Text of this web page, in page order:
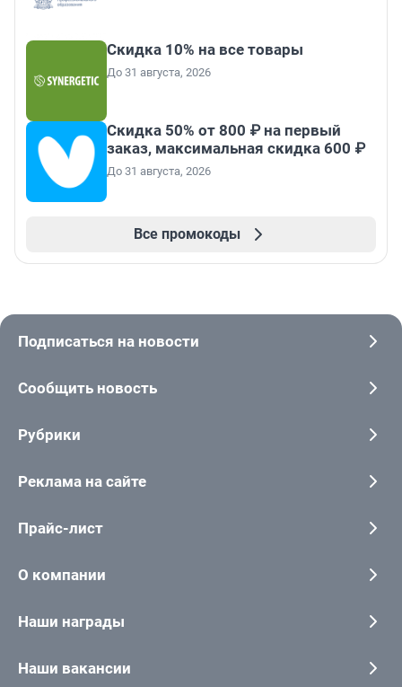
Скидка 10% на все товары
До 31 августа, 2026
Скидка 50% от 800 ₽ на первый
заказ, максимальная скидка 600 ₽
До 31 августа, 2026
Все промокоды
Подписаться на новости
Сообщить новость
Рубрики
Реклама на сайте
Прайс-лист
О компании
Наши награды
Наши вакансии